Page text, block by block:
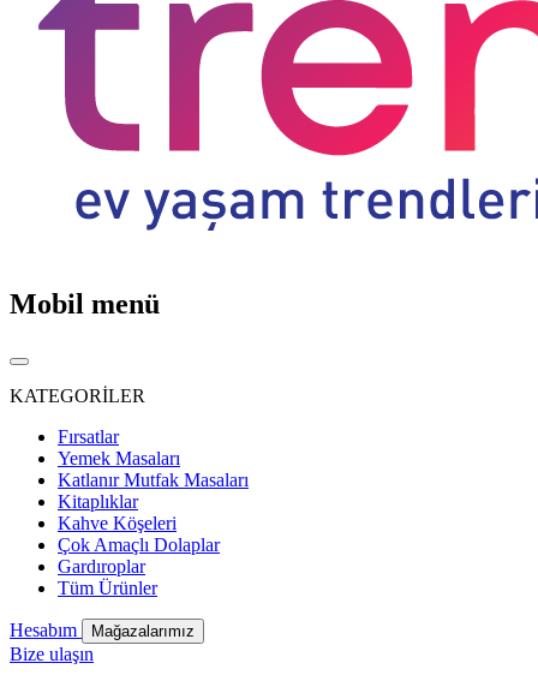
Mobil menü
KATEGORİLER
Fırsatlar
Yemek Masaları
Katlanır Mutfak Masaları
Kitaplıklar
Kahve Köşeleri
Çok Amaçlı Dolaplar
Gardıroplar
Tüm Ürünler
Hesabım Mağazalarımız
Bize ulaşın